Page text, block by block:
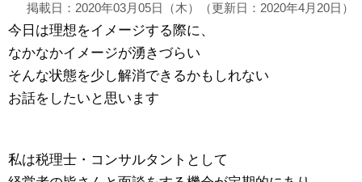
掲載日：2020年03月05日（木）（更新日：2020年4月20日）
今日は理想をイメージする際に、
なかなかイメージが湧きづらい
そんな状態を少し解消できるかもしれない
お話をしたいと思います
私は税理士・コンサルタントとして